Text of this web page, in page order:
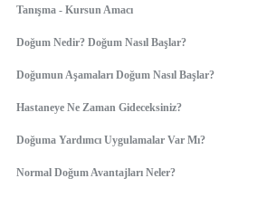
Tanışma - Kursun Amacı
Doğum Nedir? Doğum Nasıl Başlar?
Doğumun Aşamaları Doğum Nasıl Başlar?
Hastaneye Ne Zaman Gideceksiniz?
Doğuma Yardımcı Uygulamalar Var Mı?
Normal Doğum Avantajları Neler?